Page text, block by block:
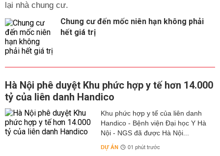
lại nhà chung cư.
Chung cư đến mốc niên hạn không phải
hết giá trị
Hà Nội phê duyệt Khu phức hợp y tế hơn 14.000
tỷ của liên danh Handico
Khu phức hợp y tế của liên danh
Handico - Bệnh viện Đại học Y Hà
Nội - NGS đã được Hà Nội...
DỰ ÁN 01 phút trước